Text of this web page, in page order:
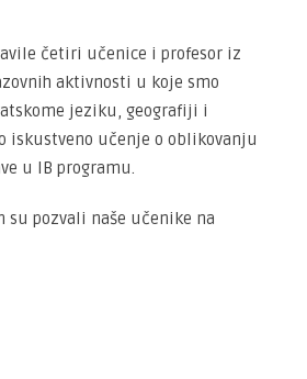
četiri učenice i profesor iz
aktivnosti u koje smo
jeziku, geografiji i
učenje o oblikovanju
u IB programu.
pozvali naše učenike na